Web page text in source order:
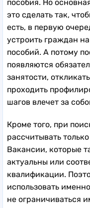
пособия. Но
это сделать так,
есть, в первую
устроить граждан
пособий. А потому
появляются
занятости,
проходить
шагов влечет за
Кроме того, при
рассчитывать
Вакансии, которые
актуальны или
квалификации.
использовать
не ограничиваться